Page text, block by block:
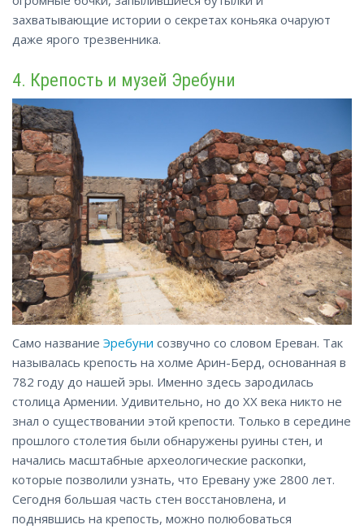
захватывающие истории о секретах коньяка очаруют
даже ярого трезвенника.
4. Крепость и музей Эребуни
Само название Эребуни созвучно со словом Ереван. Так
называлась крепость на холме Арин-Берд, основанная в
782 году до нашей эры. Именно здесь зародилась
столица Армении. Удивительно, но до XX века никто не
знал о существовании этой крепости. Только в середине
прошлого столетия были обнаружены руины стен, и
начались масштабные археологические раскопки,
которые позволили узнать, что Еревану уже 2800 лет.
Сегодня большая часть стен восстановлена, и
поднявшись на крепость, можно полюбоваться